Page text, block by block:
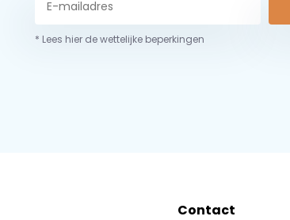
* Lees hier de wettelijke beperkingen
Contact